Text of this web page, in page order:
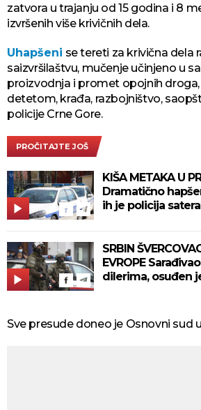
zatvora u trajanju od 15 godina i 8
izvršenih više krivičnih dela.
Uhapšeni se tereti za krivična dela
saizvršilaštvu, mučenje učinjeno u
proizvodnja i promet opojnih
detetom, krađa, razbojništvo,
policije Crne Gore.
PROČITAJTE JOŠ
KIŠA METAKA U
Dramatično
ih je policija
SRBIN
EVROPE
dilerima, osuđen
Sve presude doneo je Osnovni sud u